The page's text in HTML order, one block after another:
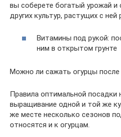
вы соберете богатый урожай и
других культур, растущих с ней
Витамины под рукой:
ним в открытом грунте
Можно ли сажать огурцы после
Правила оптимальной посадки
выращивание одной и той же
же месте несколько сезонов
относятся и к огурцам.